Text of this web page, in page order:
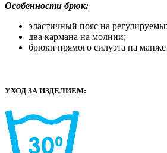
Особенности брюк:
эластичный пояс на
два кармана на молнии;
брюки прямого силуэта на
УХОД ЗА ИЗДЕЛИЕМ: